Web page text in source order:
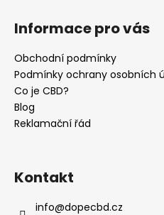
Informace pro vás
Obchodní podmínky
Podmínky ochrany osobních
Co je CBD?
Blog
Reklamační řád
Kontakt
info@dopecbd.cz